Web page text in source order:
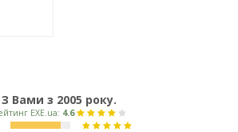
З Вами з 2005 року.